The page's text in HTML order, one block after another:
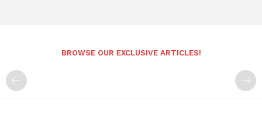
BROWSE OUR EXCLUSIVE ARTICLES!